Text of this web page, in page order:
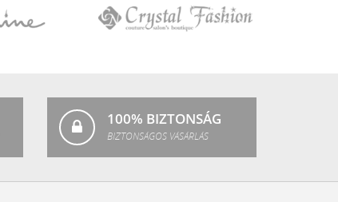
100% BIZTONSÁG
BIZTONSÁGOS VÁSÁRLÁS